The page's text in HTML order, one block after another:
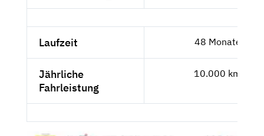
Laufzeit 48 Monate
Jährliche
Fahrleistung
10.000 km